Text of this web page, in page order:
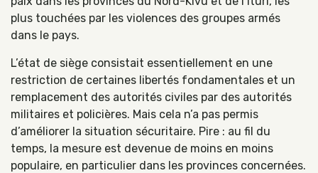
plus touchées par les violences des groupes armés
dans le pays.
L’état de siège consistait essentiellement en une
restriction de certaines libertés fondamentales et un
remplacement des autorités civiles par des autorités
militaires et policières. Mais cela n’a pas permis
d’améliorer la situation sécuritaire. Pire : au fil du
temps, la mesure est devenue de moins en moins
populaire, en particulier dans les provinces concernées.